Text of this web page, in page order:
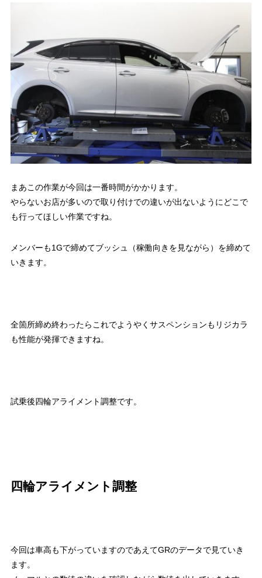
まあこの作業が今回は一番時間がかかります。
やらないお店が多いので取り付けでの違いが出ないようにどこで
も行ってほしい作業ですね。
メンバーも1Gで締めてブッシュ（稼働向きを見ながら）を締めて
いきます。
全箇所締め終わったらこれでようやくサスペンションもリジカラ
も性能が発揮できますね。
試乗後四輪アライメント調整です。
四輪アライメント調整
今回は車高も下がっていますのであえてGRのデータで見ていき
ます。